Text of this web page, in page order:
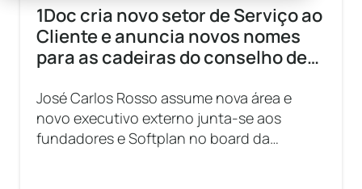
1Doc cria novo setor de Serviço ao
Cliente e anuncia novos nomes
para as cadeiras do conselho de
José Carlos Rosso assume nova área e
novo executivo externo junta-se aos
fundadores e Softplan no board da